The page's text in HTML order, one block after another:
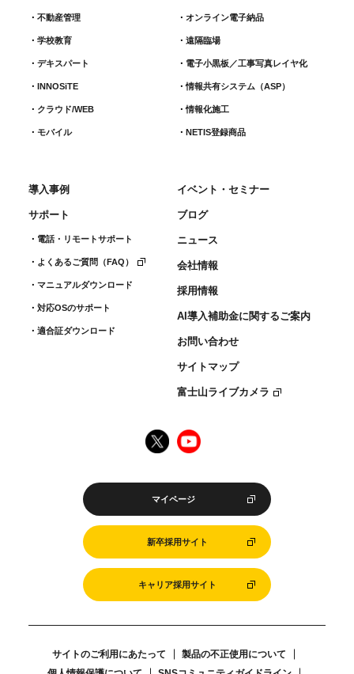
不動産管理
学校教育
デキスパート
INNOSiTE
クラウド/WEB
モバイル
オンライン電子納品
遠隔臨場
電子小黒板／工事写真レイヤ化
情報共有システム（ASP）
情報化施工
NETIS登録商品
導入事例
サポート
電話・リモートサポート
よくあるご質問（FAQ）
マニュアルダウンロード
対応OSのサポート
適合証ダウンロード
イベント・セミナー
ブログ
ニュース
会社情報
採用情報
AI導入補助金に関するご案内
お問い合わせ
サイトマップ
富士山ライブカメラ
マイページ
新卒採用サイト
キャリア採用サイト
サイトのご利用にあたって
製品の不正使用について